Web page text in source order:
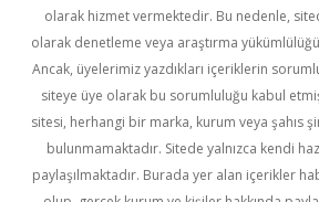
olarak hizmet vermektedir. Bu nedenle,
olarak denetleme veya araştırma
Ancak, üyelerimiz yazdıkları içeriklerin
siteye üye olarak bu sorumluluğu kabul
sitesi, herhangi bir marka, kurum veya şahıs
bulunmamaktadır. Sitede yalnızca kendi
paylaşılmaktadır. Burada yer alan içerikler